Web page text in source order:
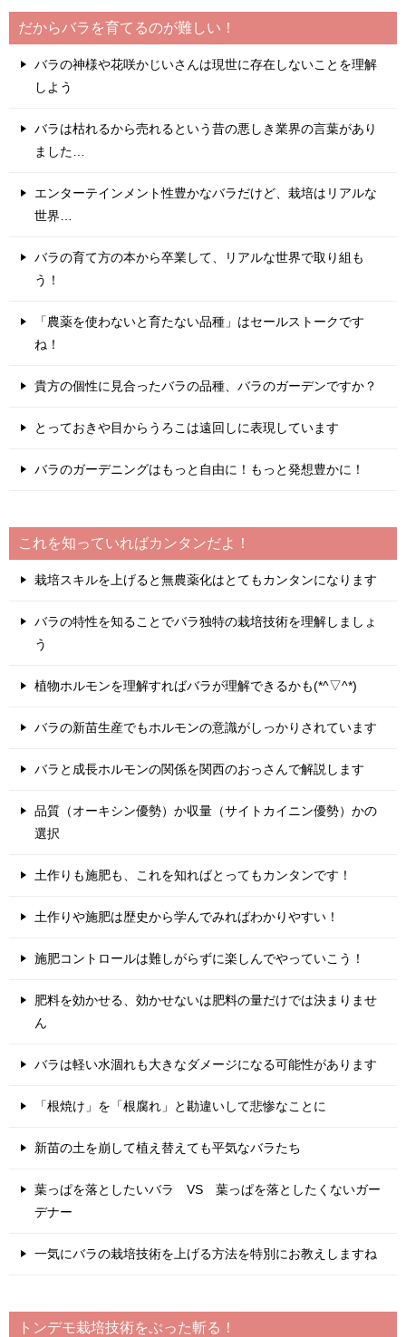
だからバラを育てるのが難しい！
バラの神様や花咲かじいさんは現世に存在しないことを理解
しよう
バラは枯れるから売れるという昔の悪しき業界の言葉があり
ました…
エンターテインメント性豊かなバラだけど、栽培はリアルな
世界…
バラの育て方の本から卒業して、リアルな世界で取り組も
う！
「農薬を使わないと育たない品種」はセールストークです
ね！
貴方の個性に見合ったバラの品種、バラのガーデンですか？
とっておきや目からうろこは遠回しに表現しています
バラのガーデニングはもっと自由に！もっと発想豊かに！
これを知っていればカンタンだよ！
栽培スキルを上げると無農薬化はとてもカンタンになります
バラの特性を知ることでバラ独特の栽培技術を理解しましょ
う
植物ホルモンを理解すればバラが理解できるかも(*^▽^*)
バラの新苗生産でもホルモンの意識がしっかりされています
バラと成長ホルモンの関係を関西のおっさんで解説します
品質（オーキシン優勢）か収量（サイトカイニン優勢）かの
選択
土作りも施肥も、これを知ればとってもカンタンです！
土作りや施肥は歴史から学んでみればわかりやすい！
施肥コントロールは難しがらずに楽しんでやっていこう！
肥料を効かせる、効かせないは肥料の量だけでは決まりませ
ん
バラは軽い水涸れも大きなダメージになる可能性があります
「根焼け」を「根腐れ」と勘違いして悲惨なことに
新苗の土を崩して植え替えても平気なバラたち
葉っぱを落としたいバラ VS 葉っぱを落としたくないガー
デナー
一気にバラの栽培技術を上げる方法を特別にお教えしますね
トンデモ栽培技術をぶった斬る！